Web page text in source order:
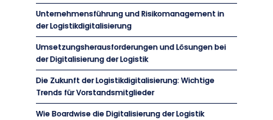
Unternehmensführung und Risikomanagement in
der Logistikdigitalisierung
Umsetzungsherausforderungen und Lösungen bei
der Digitalisierung der Logistik
Die Zukunft der Logistikdigitalisierung: Wichtige
Trends für Vorstandsmitglieder
Wie Boardwise die Digitalisierung der Logistik